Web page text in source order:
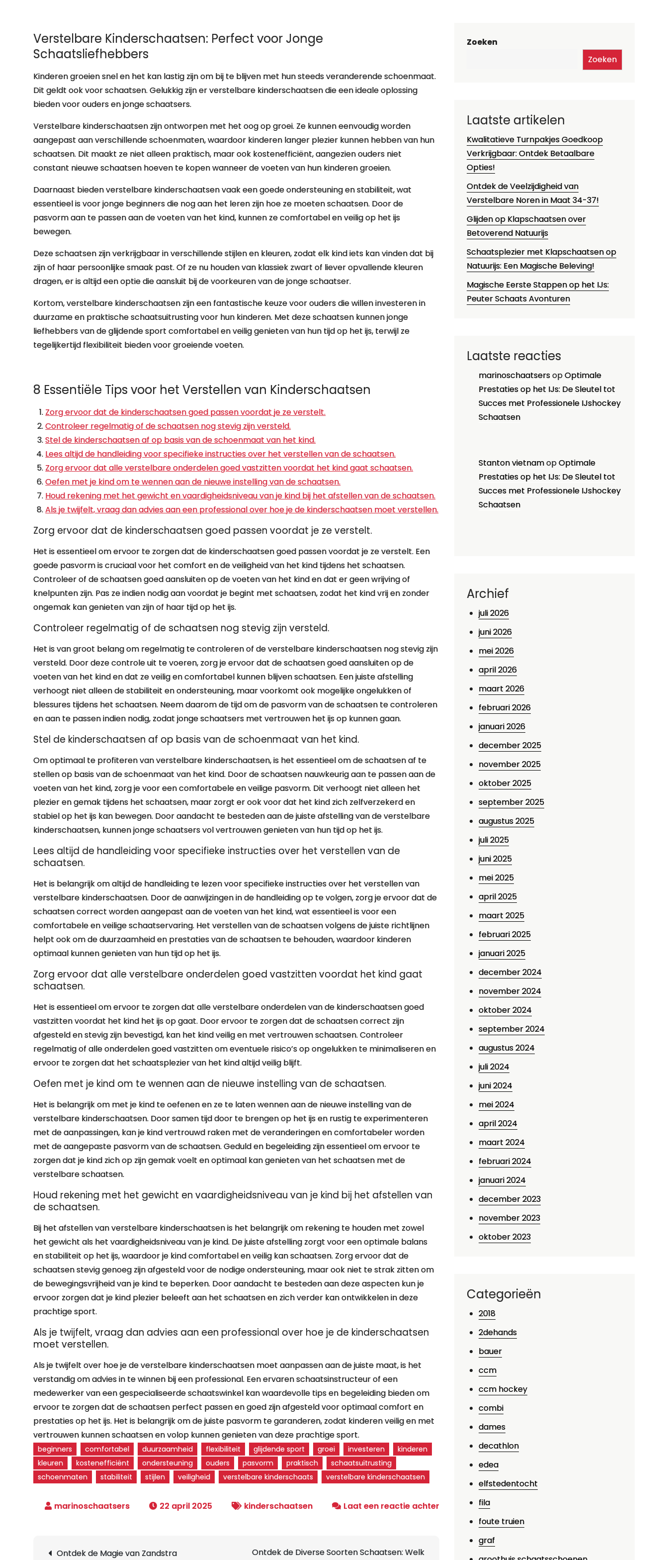
Verstelbare Kinderschaatsen: Perfect voor Jonge
Schaatsliefhebbers
Kinderen groeien snel en het kan lastig zijn om bij te blijven met hun steeds veranderende schoenmaat.
Dit geldt ook voor schaatsen. Gelukkig zijn er verstelbare kinderschaatsen die een ideale oplossing
bieden voor ouders en jonge schaatsers.
Verstelbare kinderschaatsen zijn ontworpen met het oog op groei. Ze kunnen eenvoudig worden
aangepast aan verschillende schoenmaten, waardoor kinderen langer plezier kunnen hebben van hun
schaatsen. Dit maakt ze niet alleen praktisch, maar ook kostenefficiënt, aangezien ouders niet
constant nieuwe schaatsen hoeven te kopen wanneer de voeten van hun kinderen groeien.
Daarnaast bieden verstelbare kinderschaatsen vaak een goede ondersteuning en stabiliteit, wat
essentieel is voor jonge beginners die nog aan het leren zijn hoe ze moeten schaatsen. Door de
pasvorm aan te passen aan de voeten van het kind, kunnen ze comfortabel en veilig op het ijs
bewegen.
Deze schaatsen zijn verkrijgbaar in verschillende stijlen en kleuren, zodat elk kind iets kan vinden dat bij
zijn of haar persoonlijke smaak past. Of ze nu houden van klassiek zwart of liever opvallende kleuren
dragen, er is altijd een optie die aansluit bij de voorkeuren van de jonge schaatser.
Kortom, verstelbare kinderschaatsen zijn een fantastische keuze voor ouders die willen investeren in
duurzame en praktische schaatsuitrusting voor hun kinderen. Met deze schaatsen kunnen jonge
liefhebbers van de glijdende sport comfortabel en veilig genieten van hun tijd op het ijs, terwijl ze
tegelijkertijd flexibiliteit bieden voor groeiende voeten.
8 Essentiële Tips voor het Verstellen van Kinderschaatsen
Zorg ervoor dat de kinderschaatsen goed passen voordat je ze verstelt.
Controleer regelmatig of de schaatsen nog stevig zijn versteld.
Stel de kinderschaatsen af op basis van de schoenmaat van het kind.
Lees altijd de handleiding voor specifieke instructies over het verstellen van de schaatsen.
Zorg ervoor dat alle verstelbare onderdelen goed vastzitten voordat het kind gaat schaatsen.
Oefen met je kind om te wennen aan de nieuwe instelling van de schaatsen.
Houd rekening met het gewicht en vaardigheidsniveau van je kind bij het afstellen van de schaatsen.
Als je twijfelt, vraag dan advies aan een professional over hoe je de kinderschaatsen moet verstellen.
Zorg ervoor dat de kinderschaatsen goed passen voordat je ze verstelt.
Het is essentieel om ervoor te zorgen dat de kinderschaatsen goed passen voordat je ze verstelt. Een
goede pasvorm is cruciaal voor het comfort en de veiligheid van het kind tijdens het schaatsen.
Controleer of de schaatsen goed aansluiten op de voeten van het kind en dat er geen wrijving of
knelpunten zijn. Pas ze indien nodig aan voordat je begint met schaatsen, zodat het kind vrij en zonder
ongemak kan genieten van zijn of haar tijd op het ijs.
Controleer regelmatig of de schaatsen nog stevig zijn versteld.
Het is van groot belang om regelmatig te controleren of de verstelbare kinderschaatsen nog stevig zijn
versteld. Door deze controle uit te voeren, zorg je ervoor dat de schaatsen goed aansluiten op de
voeten van het kind en dat ze veilig en comfortabel kunnen blijven schaatsen. Een juiste afstelling
verhoogt niet alleen de stabiliteit en ondersteuning, maar voorkomt ook mogelijke ongelukken of
blessures tijdens het schaatsen. Neem daarom de tijd om de pasvorm van de schaatsen te controleren
en aan te passen indien nodig, zodat jonge schaatsers met vertrouwen het ijs op kunnen gaan.
Stel de kinderschaatsen af op basis van de schoenmaat van het kind.
Om optimaal te profiteren van verstelbare kinderschaatsen, is het essentieel om de schaatsen af te
stellen op basis van de schoenmaat van het kind. Door de schaatsen nauwkeurig aan te passen aan de
voeten van het kind, zorg je voor een comfortabele en veilige pasvorm. Dit verhoogt niet alleen het
plezier en gemak tijdens het schaatsen, maar zorgt er ook voor dat het kind zich zelfverzekerd en
stabiel op het ijs kan bewegen. Door aandacht te besteden aan de juiste afstelling van de verstelbare
kinderschaatsen, kunnen jonge schaatsers vol vertrouwen genieten van hun tijd op het ijs.
Lees altijd de handleiding voor specifieke instructies over het verstellen van de
schaatsen.
Het is belangrijk om altijd de handleiding te lezen voor specifieke instructies over het verstellen van
verstelbare kinderschaatsen. Door de aanwijzingen in de handleiding op te volgen, zorg je ervoor dat de
schaatsen correct worden aangepast aan de voeten van het kind, wat essentieel is voor een
comfortabele en veilige schaatservaring. Het verstellen van de schaatsen volgens de juiste richtlijnen
helpt ook om de duurzaamheid en prestaties van de schaatsen te behouden, waardoor kinderen
optimaal kunnen genieten van hun tijd op het ijs.
Zorg ervoor dat alle verstelbare onderdelen goed vastzitten voordat het kind gaat
schaatsen.
Het is essentieel om ervoor te zorgen dat alle verstelbare onderdelen van de kinderschaatsen goed
vastzitten voordat het kind het ijs op gaat. Door ervoor te zorgen dat de schaatsen correct zijn
afgesteld en stevig zijn bevestigd, kan het kind veilig en met vertrouwen schaatsen. Controleer
regelmatig of alle onderdelen goed vastzitten om eventuele risico’s op ongelukken te minimaliseren en
ervoor te zorgen dat het schaatsplezier van het kind altijd veilig blijft.
Oefen met je kind om te wennen aan de nieuwe instelling van de schaatsen.
Het is belangrijk om met je kind te oefenen en ze te laten wennen aan de nieuwe instelling van de
verstelbare kinderschaatsen. Door samen tijd door te brengen op het ijs en rustig te experimenteren
met de aanpassingen, kan je kind vertrouwd raken met de veranderingen en comfortabeler worden
met de aangepaste pasvorm van de schaatsen. Geduld en begeleiding zijn essentieel om ervoor te
zorgen dat je kind zich op zijn gemak voelt en optimaal kan genieten van het schaatsen met de
verstelbare schaatsen.
Houd rekening met het gewicht en vaardigheidsniveau van je kind bij het afstellen van
de schaatsen.
Bij het afstellen van verstelbare kinderschaatsen is het belangrijk om rekening te houden met zowel
het gewicht als het vaardigheidsniveau van je kind. De juiste afstelling zorgt voor een optimale balans
en stabiliteit op het ijs, waardoor je kind comfortabel en veilig kan schaatsen. Zorg ervoor dat de
schaatsen stevig genoeg zijn afgesteld voor de nodige ondersteuning, maar ook niet te strak zitten om
de bewegingsvrijheid van je kind te beperken. Door aandacht te besteden aan deze aspecten kun je
ervoor zorgen dat je kind plezier beleeft aan het schaatsen en zich verder kan ontwikkelen in deze
prachtige sport.
Als je twijfelt, vraag dan advies aan een professional over hoe je de kinderschaatsen
moet verstellen.
Als je twijfelt over hoe je de verstelbare kinderschaatsen moet aanpassen aan de juiste maat, is het
verstandig om advies in te winnen bij een professional. Een ervaren schaatsinstructeur of een
medewerker van een gespecialiseerde schaatswinkel kan waardevolle tips en begeleiding bieden om
ervoor te zorgen dat de schaatsen perfect passen en goed zijn afgesteld voor optimaal comfort en
prestaties op het ijs. Het is belangrijk om de juiste pasvorm te garanderen, zodat kinderen veilig en met
vertrouwen kunnen schaatsen en volop kunnen genieten van deze prachtige sport.
beginners comfortabel duurzaamheid flexibiliteit glijdende sport groei investeren
kinderen
kleuren
kostenefficiënt ondersteuning ouders pasvorm praktisch
schaatsuitrusting
schoenmaten
stabiliteit stijlen veiligheid verstelbare kinderschaats verstelbare kinderschaatsen
22 april 2025 kinderschaatsen Laat een reactie achterop
Voordelen
Berichtnavigatie
Ontdek de Magie van Zandstra Ontdek de Diverse Soorten Schaatsen: Welk
Zoeken
Zoeken
Laatste artikelen
Kwalitatieve Turnpakjes Goedkoop
Verkrijgbaar: Ontdek Betaalbare
Opties!
Ontdek de Veelzijdigheid van
Verstelbare Noren in Maat 34-37!
Glijden op Klapschaatsen over
Betoverend Natuurijs
Schaatsplezier met Klapschaatsen op
Natuurijs: Een Magische Beleving!
Magische Eerste Stappen op het IJs:
Peuter Schaats Avonturen
Laatste reacties
marinoschaatsersopOptimale
Prestaties op het IJs: De Sleutel tot
Succes met Professionele IJshockey
Schaatsen
Stanton vietnamopOptimale
Prestaties op het IJs: De Sleutel tot
Succes met Professionele IJshockey
Schaatsen
Archief
juli 2026
juni 2026
mei 2026
april 2026
maart 2026
februari 2026
januari 2026
december 2025
november 2025
oktober 2025
september 2025
augustus 2025
juli 2025
juni 2025
mei 2025
april 2025
maart 2025
februari 2025
januari 2025
december 2024
november 2024
oktober 2024
september 2024
augustus 2024
juli 2024
juni 2024
mei 2024
april 2024
maart 2024
februari 2024
januari 2024
december 2023
november 2023
oktober 2023
Categorieën
2018
2dehands
bauer
ccm
ccm hockey
combi
dames
decathlon
edea
elfstedentocht
fila
foute truien
graf